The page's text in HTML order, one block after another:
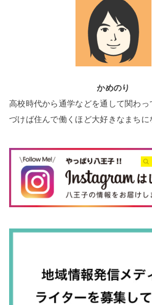
かめのり
高校時代から通学などを通して関わ
づけば住んで働くほど大好きなまちに